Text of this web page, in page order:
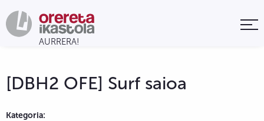
[DBH2 OFE] Surf saioa
Kategoria: